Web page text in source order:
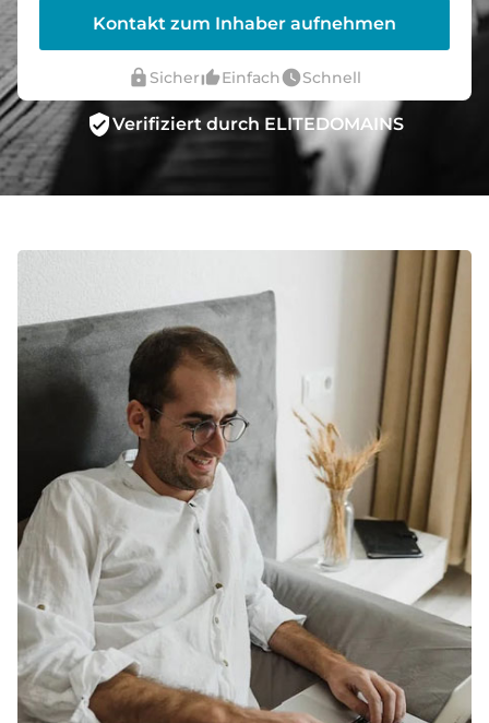
Kontakt zum Inhaber aufnehmen
lock Sicherthumb_up_altEinfachwatch_laterSchnell
verified_userVerifiziert durch ELITEDOMAINS